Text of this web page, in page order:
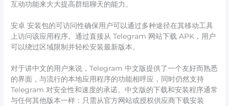
互动功能来大大提高群组聊天的能力。
安卓 安装包的可访问性确保用户可以通过多种途径在其移动工具
上访问该应用程序。通过直接从 Telegram 网站下载 APK，用户
可以绕过区域限制并轻松安装最新版本。
对于讲中文的用户来说，Telegram 中文版提供了一个友好而熟悉
的界面，与流行的本地应用程序的功能相呼应，同时仍然支持
Telegram 对安全性和速度的承诺。中文版的下载和安装程序通常
与任何其他版本一样：只需从官方网站或授权供应商下载安装